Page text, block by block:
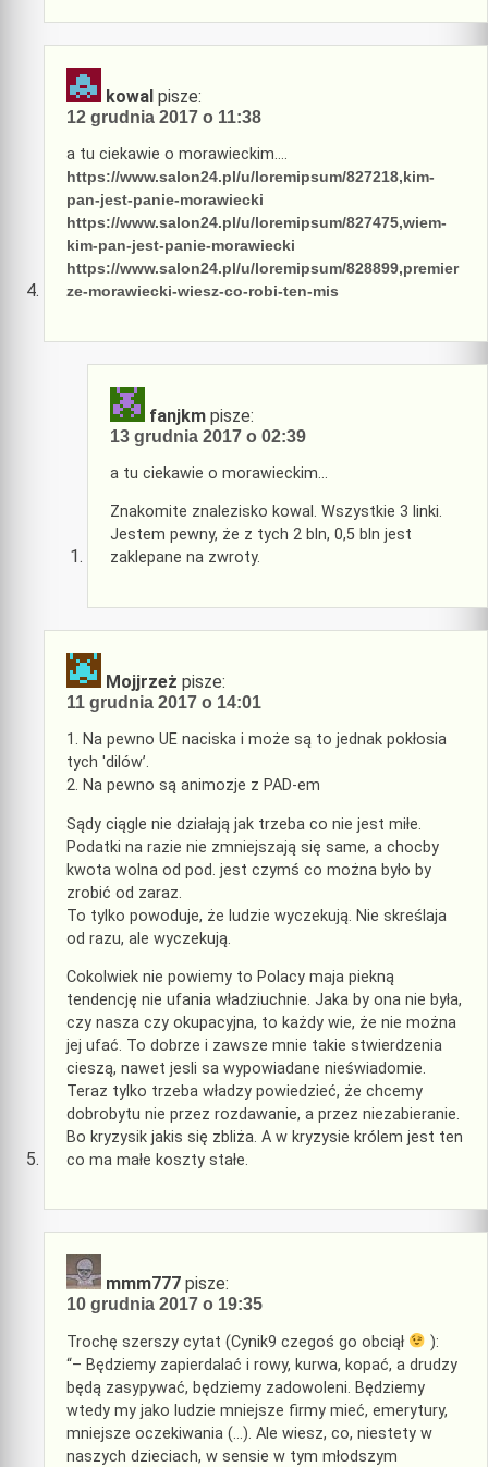
kowal pisze:
12 grudnia 2017 o 11:38
a tu ciekawie o morawieckim….
https://www.salon24.pl/u/loremipsum/827218,kim-
pan-jest-panie-morawiecki
https://www.salon24.pl/u/loremipsum/827475,wiem-
kim-pan-jest-panie-morawiecki
https://www.salon24.pl/u/loremipsum/828899,premier
ze-morawiecki-wiesz-co-robi-ten-mis
fanjkm pisze:
13 grudnia 2017 o 02:39
a tu ciekawie o morawieckim…
Znakomite znalezisko kowal. Wszystkie 3 linki.
Jestem pewny, że z tych 2 bln, 0,5 bln jest
zaklepane na zwroty.
Mojjrzeż pisze:
11 grudnia 2017 o 14:01
1. Na pewno UE naciska i może są to jednak pokłosia
tych 'dilów’.
2. Na pewno są animozje z PAD-em
Sądy ciągle nie działają jak trzeba co nie jest miłe.
Podatki na razie nie zmniejszają się same, a chocby
kwota wolna od pod. jest czymś co można było by
zrobić od zaraz.
To tylko powoduje, że ludzie wyczekują. Nie skreślaja
od razu, ale wyczekują.
Cokolwiek nie powiemy to Polacy maja piekną
tendencję nie ufania władziuchnie. Jaka by ona nie była,
czy nasza czy okupacyjna, to każdy wie, że nie można
jej ufać. To dobrze i zawsze mnie takie stwierdzenia
cieszą, nawet jesli sa wypowiadane nieświadomie.
Teraz tylko trzeba władzy powiedzieć, że chcemy
dobrobytu nie przez rozdawanie, a przez niezabieranie.
Bo kryzysik jakis się zbliża. A w kryzysie królem jest ten
co ma małe koszty stałe.
mmm777 pisze:
10 grudnia 2017 o 19:35
Trochę szerszy cytat (Cynik9 czegoś go obciął
):
“– Będziemy zapierdalać i rowy, kurwa, kopać, a drudzy
będą zasypywać, będziemy zadowoleni. Będziemy
wtedy my jako ludzie mniejsze firmy mieć, emerytury,
mniejsze oczekiwania (…). Ale wiesz, co, niestety w
naszych dzieciach, w sensie w tym młodszym